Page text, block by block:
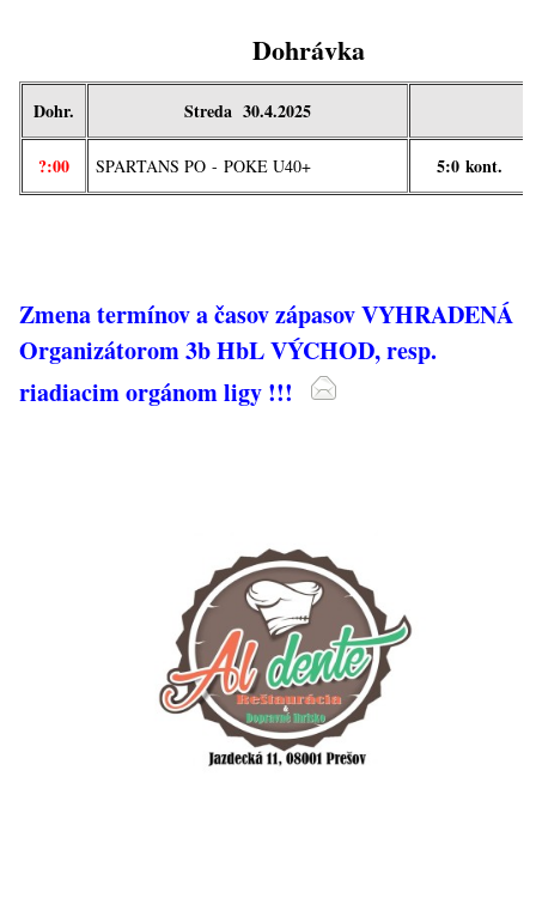
Dohrávka
Dohr. Streda 30.4.2025
?:00 SPARTANS PO - POKE U40+ 5:0 kont.
Zmena termínov a časov zápasov VYHRADENÁ
Organizátorom 3b HbL VÝCHOD, resp.
riadiacim orgánom ligy !!!